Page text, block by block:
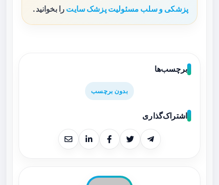
پزشکی و سلب مسئولیت پزشک سایت را بخوانید.
برچسب‌ها
بدون برچسب
اشتراک‌گذاری